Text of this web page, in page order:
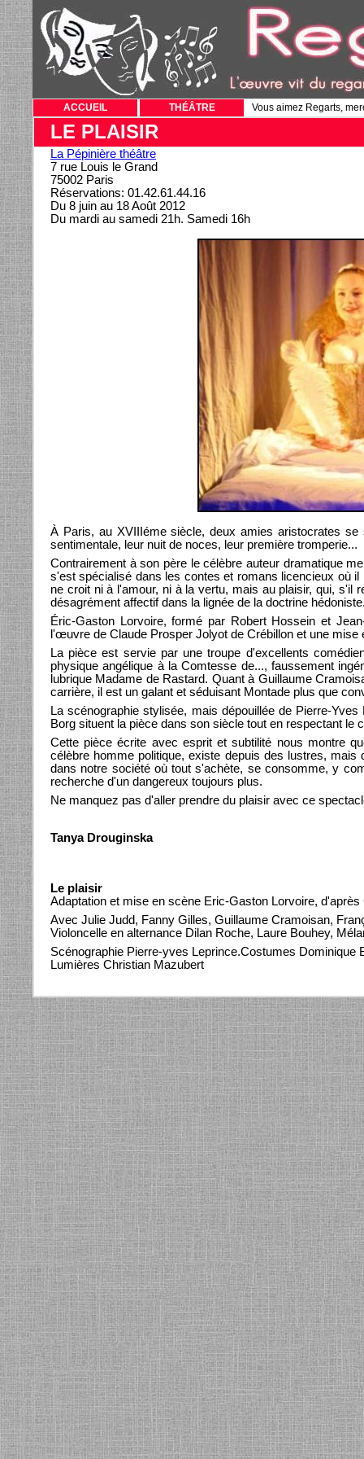
ACCUEIL THÉÂTRE Vous aimez Regarts,
LE PLAISIR
La Pépinière théâtre
7 rue Louis le Grand
75002 Paris
Réservations: 01.42.61.44.16
Du 8 juin au 18 Août 2012
Du mardi au samedi 21h. Samedi 16h
À Paris, au XVIIIéme siècle, deux amies aristocrates
sentimentale, leur nuit de noces, leur première tromperie...
Contrairement à son père le célèbre auteur dramatique
s'est spécialisé dans les contes et romans licencieux où
ne croit ni à l'amour, ni à la vertu, mais au plaisir, qui, s'il
désagrément affectif dans la lignée de la doctrine
Éric-Gaston Lorvoire, formé par Robert Hossein et
l'œuvre de Claude Prosper Jolyot de Crébillon et une
La pièce est servie par une troupe d'excellents
physique angélique à la Comtesse de..., faussement
lubrique Madame de Rastard. Quant à Guillaume
carrière, il est un galant et séduisant Montade plus que
La scénographie stylisée, mais dépouillée de Pierre-
Borg situent la pièce dans son siècle tout en respectant le
Cette pièce écrite avec esprit et subtilité nous montre
célèbre homme politique, existe depuis des lustres,
dans notre société où tout s'achète, se consomme, y
recherche d'un dangereux toujours plus.
Ne manquez pas d'aller prendre du plaisir avec ce
Tanya Drouginska
Le plaisir
Adaptation et mise en scène Eric-Gaston Lorvoire, d'après
Avec Julie Judd, Fanny Gilles, Guillaume Cramoisan,
Violoncelle en alternance Dilan Roche, Laure Bouhey,
Scénographie Pierre-yves Leprince.Costumes Dominique
Lumières Christian Mazubert